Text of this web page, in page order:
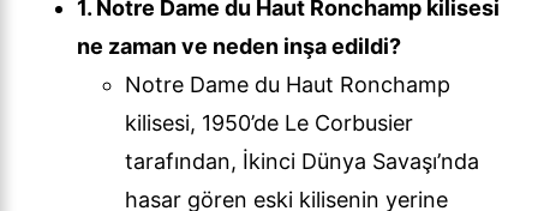
1. Notre Dame du Haut Ronchamp kilisesi
ne zaman ve neden inşa edildi?
Notre Dame du Haut Ronchamp
kilisesi, 1950’de Le Corbusier
tarafından, İkinci Dünya Savaşı’nda
hasar gören eski kilisenin yerine